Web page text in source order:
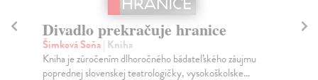
Divadlo prekračuje hranice
Šimková Soňa| Kniha
Kniha je zúročením dlhoročného bádateľského záujmu
poprednej slovenskej teatrologičky, vysokoškolske...